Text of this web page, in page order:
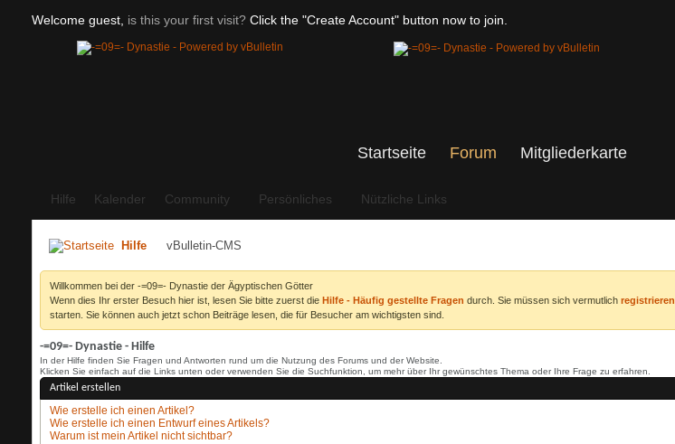
Welcome guest, is this your first visit? Click the "Create Account" button now to join.
Startseite Forum
Hilfe Kalender Community Persönliches Nützliche Links
Mitgliederkarte
Hilfe vBulletin-CMS
Willkommen bei der -=09=- Dynastie der Ägyptischen Götter
Wenn dies Ihr erster Besuch hier ist, lesen Sie bitte zuerst die Hilfe - Häufig gestellte Fragen durch. Sie müssen sich vermutlich registrieren
starten. Sie können auch jetzt schon Beiträge lesen, die für Besucher am wichtigsten sind.
-=09=- Dynastie - Hilfe
In der Hilfe finden Sie Fragen und Antworten rund um die Nutzung des Forums und der Website.
Klicken Sie einfach auf die Links unten oder verwenden Sie die Suchfunktion, um mehr über Ihr gewünschtes Thema oder Ihre Frage zu erfahren.
Artikel erstellen
Wie erstelle ich einen Artikel?
Wie erstelle ich einen Entwurf eines Artikels?
Warum ist mein Artikel nicht sichtbar?